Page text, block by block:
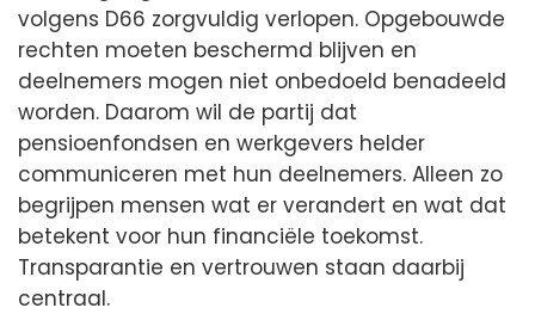
volgens D66 zorgvuldig verlopen. Opgebouwde
rechten moeten beschermd blijven en
deelnemers mogen niet onbedoeld benadeeld
worden. Daarom wil de partij dat
pensioenfondsen en werkgevers helder
communiceren met hun deelnemers. Alleen zo
begrijpen mensen wat er verandert en wat dat
betekent voor hun financiële toekomst.
Transparantie en vertrouwen staan daarbij
centraal.